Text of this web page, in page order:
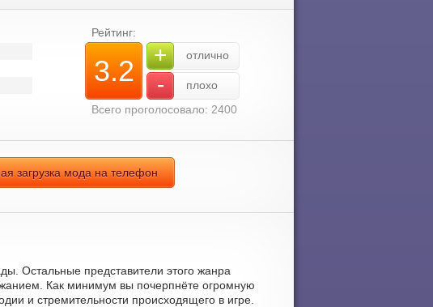
Рейтинг:
3.2 + отлично
-
плохо
Всего проголосовало: 2400
загрузка мода на телефон
Остальные представители этого жанра
Как минимум вы почерпнёте огромную
и стремительности происходящего в игре.